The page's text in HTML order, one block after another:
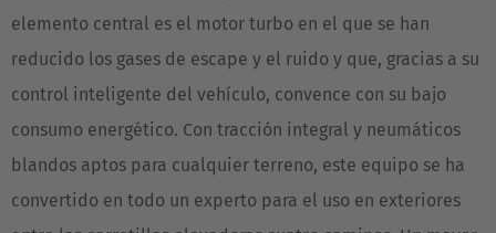
elemento central es el motor turbo en el que se han
reducido los gases de escape y el ruido y que, gracias a su
control inteligente del vehículo, convence con su bajo
consumo energético. Con tracción integral y neumáticos
blandos aptos para cualquier terreno, este equipo se ha
convertido en todo un experto para el uso en exteriores